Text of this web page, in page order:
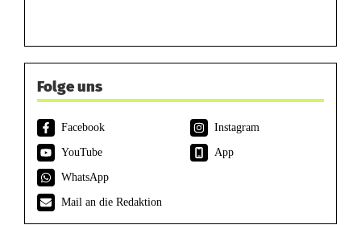
Folge uns
Facebook
Instagram
YouTube
App
WhatsApp
Mail an die Redaktion